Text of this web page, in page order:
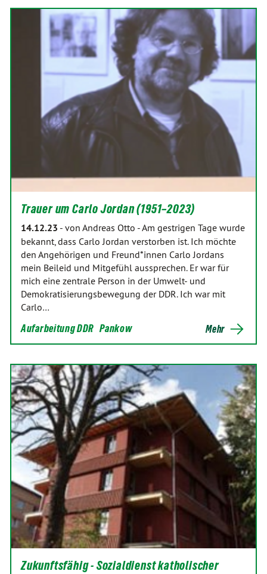
Trauer um Carlo Jordan (1951–2023)
14.12.23 - von Andreas Otto -Am gestrigen Tage wurde
bekannt, dass Carlo Jordan verstorben ist. Ich möchte
den Angehörigen und Freund*innen Carlo Jordans
mein Beileid und Mitgefühl aussprechen. Er war für
mich eine zentrale Person in der Umwelt- und
Demokratisierungsbewegung der DDR. Ich war mit
Carlo…
Aufarbeitung DDR Pankow Mehr
Zukunftsfähig - Sozialdienst katholischer